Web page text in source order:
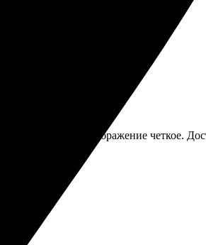
время. Рекомендую друзьям!
печати, изображение четкое.